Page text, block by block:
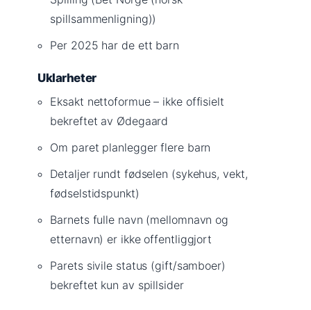
spillsammenligning))
Per 2025 har de ett barn
Uklarheter
Eksakt nettoformue – ikke offisielt
bekreftet av Ødegaard
Om paret planlegger flere barn
Detaljer rundt fødselen (sykehus, vekt,
fødselstidspunkt)
Barnets fulle navn (mellomnavn og
etternavn) er ikke offentliggjort
Parets sivile status (gift/samboer)
bekreftet kun av spillsider